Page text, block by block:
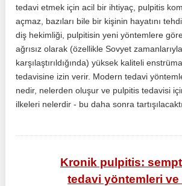
tedavi etmek için acil bir ihtiyaç, pulpitis
açmaz, bazıları bile bir kişinin hayatını
diş hekimliği, pulpitisin yeni yöntemlere
ağrısız olarak (özellikle Sovyet zamanlarıyla
karşılaştırıldığında) yüksek kaliteli
tedavisine izin verir. Modern tedavi
nedir, nelerden oluşur ve pulpitis tedavisi
ilkeleri nelerdir - bu daha sonra
Kronik pulpitis:
tedavi yöntemleri ve